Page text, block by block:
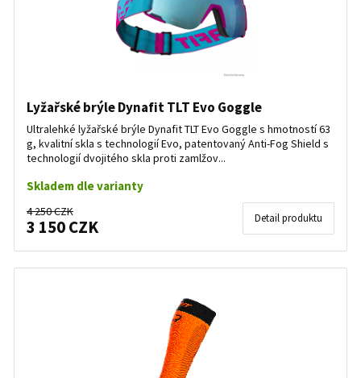
Lyžařské brýle Dynafit TLT Evo Goggle
Ultralehké lyžařské brýle Dynafit TLT Evo Goggle s hmotností 63
g, kvalitní skla s technologií Evo, patentovaný Anti-Fog Shield s
technologií dvojitého skla proti zamlžov...
Skladem dle varianty
4 250 CZK
3 150 CZK Detail produktu